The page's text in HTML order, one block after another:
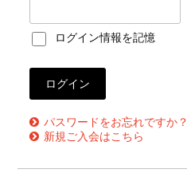
ログイン情報を記憶
パスワードをお忘れですか？
新規ご入会はこちら